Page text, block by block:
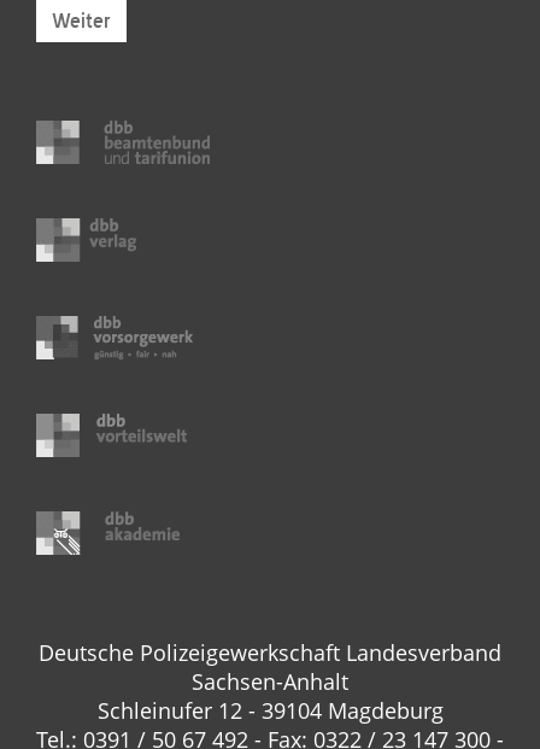
Weiter
Deutsche Polizeigewerkschaft Landesverband
Sachsen-Anhalt
Schleinufer 12 - 39104 Magdeburg
Tel.: 0391 / 50 67 492 - Fax: 0322 / 23 147 300 -